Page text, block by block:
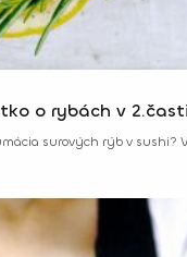
o rybách v
surových rýb v sushi?